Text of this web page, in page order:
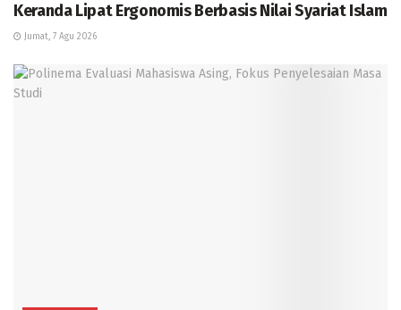
Keranda Lipat Ergonomis Berbasis Nilai Syariat Islam
Jumat, 7 Agu 2026